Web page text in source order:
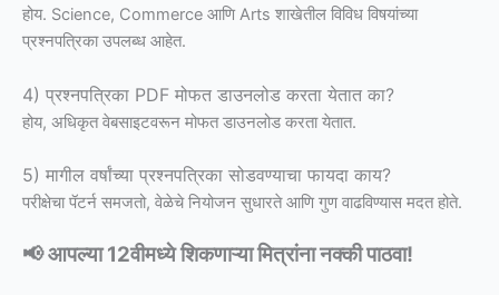
होय. Science, Commerce आणि Arts शाखेतील विविध विषयांच्या
प्रश्नपत्रिका उपलब्ध आहेत.
4) प्रश्नपत्रिका PDF मोफत डाउनलोड करता येतात का?
होय, अधिकृत वेबसाइटवरून मोफत डाउनलोड करता येतात.
5) मागील वर्षांच्या प्रश्नपत्रिका सोडवण्याचा फायदा काय?
परीक्षेचा पॅटर्न समजतो, वेळेचे नियोजन सुधारते आणि गुण वाढविण्यास मदत होते.
📢 आपल्या 12वीमध्ये शिकणाऱ्या मित्रांना नक्की पाठवा!